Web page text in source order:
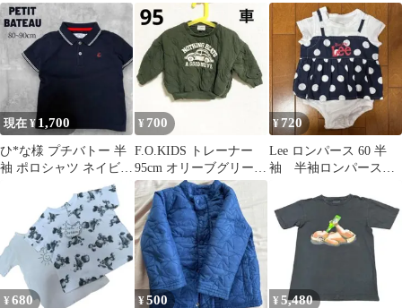
きめ70 汽車 刺繍 ネイ
ビー
現在 ¥ 1,700
ひ*な様 プチバトー 半
袖 ポロシャツ ネイビー
24m 80cm 90cm キ
¥ 700
F.O.KIDS トレーナー
95cm オリーブグリーン
車 緑 秋冬 男の子
¥720
Lee ロンパース 60 半
袖 半袖ロンパース
¥ 680 ¥500 ¥ 5,480